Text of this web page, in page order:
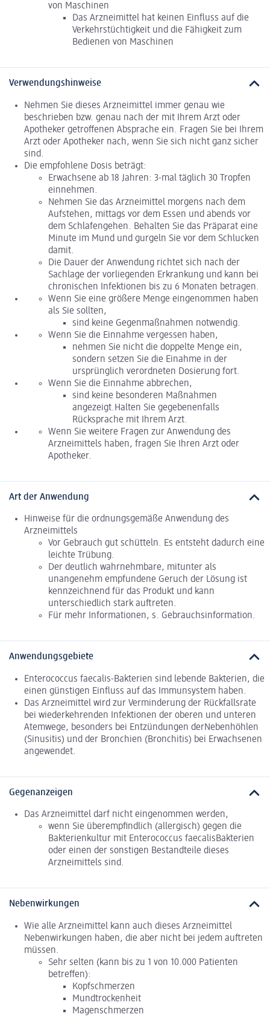
von Maschinen
Das Arzneimittel hat keinen Einfluss auf die
Verkehrstüchtigkeit und die Fähigkeit zum
Bedienen von Maschinen
Verwendungshinweise
Nehmen Sie dieses Arzneimittel immer genau wie
beschrieben bzw. genau nach der mit Ihrem Arzt oder
Apotheker getroffenen Absprache ein. Fragen Sie bei Ihrem
Arzt oder Apotheker nach, wenn Sie sich nicht ganz sicher
sind.
Die empfohlene Dosis beträgt:
Erwachsene ab 18 Jahren: 3-mal täglich 30 Tropfen
einnehmen.
Nehmen Sie das Arzneimittel morgens nach dem
Aufstehen, mittags vor dem Essen und abends vor
dem Schlafengehen. Behalten Sie das Präparat eine
Minute im Mund und gurgeln Sie vor dem Schlucken
damit.
Die Dauer der Anwendung richtet sich nach der
Sachlage der vorliegenden Erkrankung und kann bei
chronischen Infektionen bis zu 6 Monaten betragen.
Wenn Sie eine größere Menge eingenommen haben
als Sie sollten,
sind keine Gegenmaßnahmen notwendig.
Wenn Sie die Einnahme vergessen haben,
nehmen Sie nicht die doppelte Menge ein,
sondern setzen Sie die Einahme in der
ursprünglich verordneten Dosierung fort.
Wenn Sie die Einnahme abbrechen,
sind keine besonderen Maßnahmen
angezeigt.Halten Sie gegebenenfalls
Rücksprache mit Ihrem Arzt.
Wenn Sie weitere Fragen zur Anwendung des
Arzneimittels haben, fragen Sie Ihren Arzt oder
Apotheker.
Art der Anwendung
Hinweise für die ordnungsgemäße Anwendung des
Arzneimittels
Vor Gebrauch gut schütteln. Es entsteht dadurch eine
leichte Trübung.
Der deutlich wahrnehmbare, mitunter als
unangenehm empfundene Geruch der Lösung ist
kennzeichnend für das Produkt und kann
unterschiedlich stark auftreten.
Für mehr Informationen, s. Gebrauchsinformation.
Anwendungsgebiete
Enterococcus faecalis-Bakterien sind lebende Bakterien, die
einen günstigen Einfluss auf das Immunsystem haben.
Das Arzneimittel wird zur Verminderung der Rückfallsrate
bei wiederkehrenden Infektionen der oberen und unteren
Atemwege, besonders bei Entzündungen derNebenhöhlen
(Sinusitis) und der Bronchien (Bronchitis) bei Erwachsenen
angewendet.
Gegenanzeigen
Das Arzneimittel darf nicht eingenommen werden,
wenn Sie überempfindlich (allergisch) gegen die
Bakterienkultur mit Enterococcus faecalisBakterien
oder einen der sonstigen Bestandteile dieses
Arzneimittels sind.
Nebenwirkungen
Wie alle Arzneimittel kann auch dieses Arzneimittel
Nebenwirkungen haben, die aber nicht bei jedem auftreten
müssen.
Sehr selten (kann bis zu 1 von 10.000 Patienten
betreffen):
Kopfschmerzen
Mundtrockenheit
Magenschmerzen